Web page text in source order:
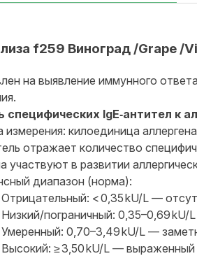
f259 Виноград /Grape /
на выявление иммунного
специфических IgE‑антител к
измерения: килоединица
отражает количество
участвуют в развитии
диапазон (норма):
Отрицательный: < 0,35 kU/L —
Низкий/пограничный: 0,35–0,69
Умеренный: 0,70–3,49 kU/L —
Высокий: ≥ 3,50 kU/L —